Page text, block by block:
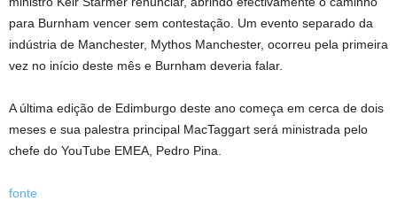
para Burnham vencer sem contestação. Um evento separado da
indústria de Manchester, Mythos Manchester, ocorreu pela primeira
vez no início deste mês e Burnham deveria falar.
A última edição de Edimburgo deste ano começa em cerca de dois
meses e sua palestra principal MacTaggart será ministrada pelo
chefe do YouTube EMEA, Pedro Pina.
fonte